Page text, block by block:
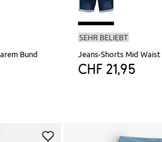
Bund
SEHR BELIEBT
Jeans-Shorts Mid Waist
CHF 21,95